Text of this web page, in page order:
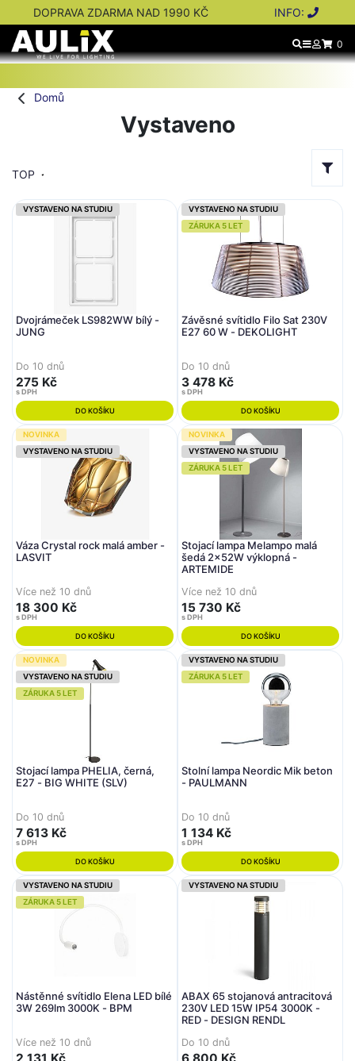
DOPRAVA ZDARMA NAD 1990 KČ INFO:
0
Domů
Vystaveno
TOP
VYSTAVENO NA STUDIU
Dvojrámeček LS982WW bílý -
JUNG
Do 10 dnů
275 Kč
s DPH
DO KOŠÍKU
VYSTAVENO NA STUDIU
ZÁRUKA 5 LET
Závěsné svítidlo Filo Sat 230V
E27 60 W - DEKOLIGHT
Do 10 dnů
3 478 Kč
s DPH
DO KOŠÍKU
NOVINKA
VYSTAVENO NA STUDIU
Váza Crystal rock malá amber -
LASVIT
Více než 10 dnů
18 300 Kč
s DPH
DO KOŠÍKU
NOVINKA
VYSTAVENO NA STUDIU
ZÁRUKA 5 LET
Stojací lampa Melampo malá
šedá 2x52W výklopná -
ARTEMIDE
Více než 10 dnů
15 730 Kč
s DPH
DO KOŠÍKU
NOVINKA
VYSTAVENO NA STUDIU
ZÁRUKA 5 LET
Stojací lampa PHELIA, černá,
E27 - BIG WHITE (SLV)
Do 10 dnů
7 613 Kč
s DPH
DO KOŠÍKU
VYSTAVENO NA STUDIU
ZÁRUKA 5 LET
Stolní lampa Neordic Mik beton
- PAULMANN
Do 10 dnů
1 134 Kč
s DPH
DO KOŠÍKU
VYSTAVENO NA STUDIU
ZÁRUKA 5 LET
Nástěnné svítidlo Elena LED bílé
3W 269lm 3000K - BPM
Více než 10 dnů
VYSTAVENO NA STUDIU
ABAX 65 stojanová antracitová
230V LED 15W IP54 3000K -
RED - DESIGN RENDL
Do 10 dnů